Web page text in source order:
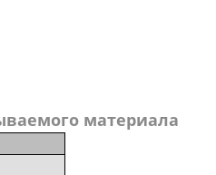
материала